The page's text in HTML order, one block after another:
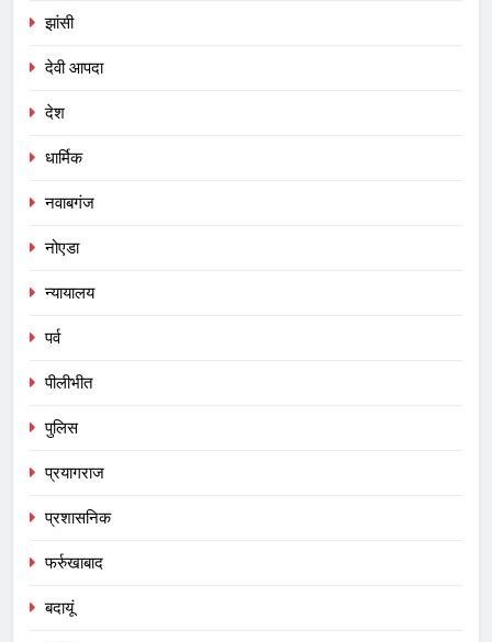
झांसी
देवी आपदा
देश
धार्मिक
नवाबगंज
नोएडा
न्यायालय
पर्व
पीलीभीत
पुलिस
प्रयागराज
प्रशासनिक
फर्रुखाबाद
बदायूं